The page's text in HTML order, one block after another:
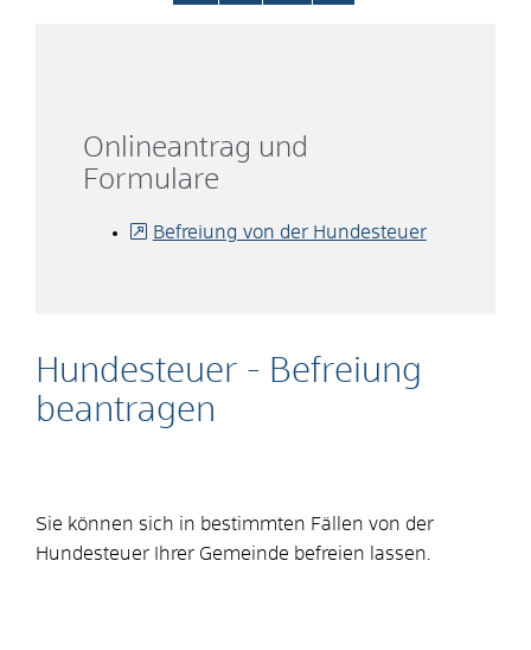
Hundesteuer - Befreiung
beantragen
Sie können sich in bestimmten Fällen von der
Hundesteuer Ihrer Gemeinde befreien lassen.
Onlineantrag und
Formulare
Befreiung von der Hundesteuer